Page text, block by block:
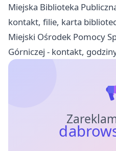
Miejska Biblioteka
kontakt, filie, karta
Miejski Ośrodek Pomocy
Górniczej - kontakt,